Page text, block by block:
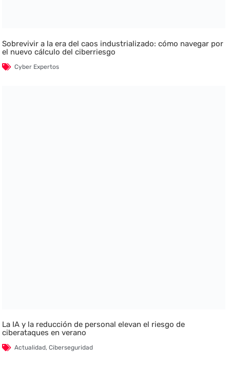
Sobrevivir a la era del caos industrializado: cómo navegar por
el nuevo cálculo del ciberriesgo
Cyber Expertos
La IA y la reducción de personal elevan el riesgo de
ciberataques en verano
Actualidad,Ciberseguridad